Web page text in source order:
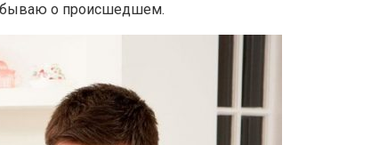
о происшедшем.